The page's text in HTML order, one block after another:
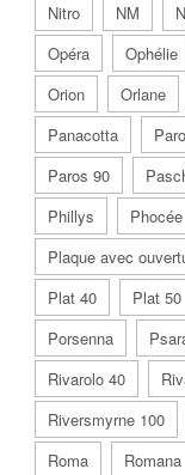
Nitro
NM
Opéra
Ophélie
Orion
Orlane
Panacotta
Paros 90
Phillys
Plaque avec
Plat 40
Plat 50
Porsenna
Rivarolo 40
Riversmyrne 100
Roma
Romana